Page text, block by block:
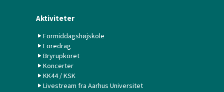
Aktiviteter
Formiddagshøjskole
Foredrag
Bryrupkoret
Koncerter
KK44 / KSK
Livestream fra Aarhus Universitet